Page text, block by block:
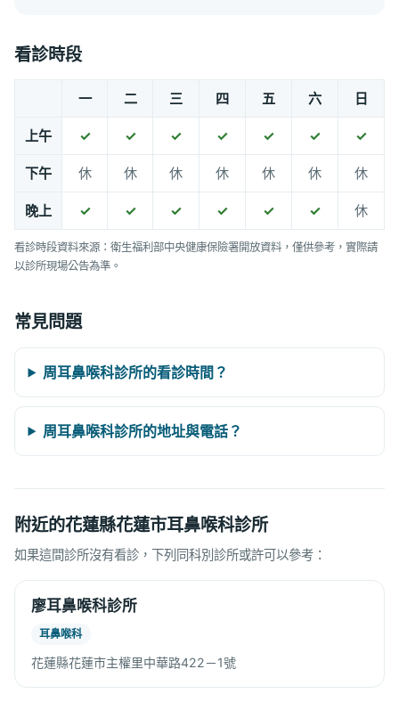
看診時段
一 二 三 四 五 六 日
上午 ✓ ✓ ✓ ✓ ✓ ✓ ✓
下午 休 休 休 休 休 休 休
晚上 ✓ ✓ ✓ ✓ ✓ ✓ 休
看診時段資料來源：衛生福利部中央健康保險署開放資料，僅供參考，實際請
以診所現場公告為準。
常見問題
周耳鼻喉科診所的看診時間？
周耳鼻喉科診所的地址與電話？
附近的花蓮縣花蓮市耳鼻喉科診所
如果這間診所沒有看診，下列同科別診所或許可以參考：
廖耳鼻喉科診所
耳鼻喉科
花蓮縣花蓮市主權里中華路422－1號